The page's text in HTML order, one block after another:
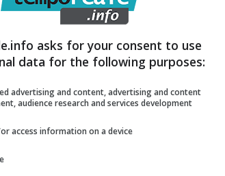
e le urgenze economiche di
al gruppo sarebbero transitate
dalle vittime, per poi essere
in molti casi con rimesse di
“saccheggiata” dal profilo di un
asks for your consent to use
data for the following purposes:
advertising and content, advertising and content
audience research and services development
access information on a device